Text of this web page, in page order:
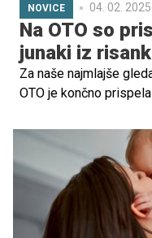
NOVICE 04. 02.
Na OTO so
junaki iz
Za naše najmlajše
OTO je končno
pasjimi liki in napetimi
risanka ponuja tudi
spodbujajo
sposobnost reševanja